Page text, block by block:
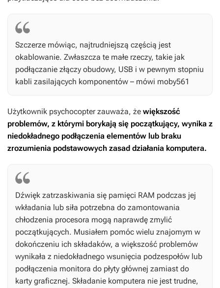
Szczerze mówiąc, najtrudniejszą częścią jest
okablowanie. Zwłaszcza te małe rzeczy, takie jak
podłączanie złączy obudowy, USB i w pewnym stopniu
kabli zasilających komponentów – mówi moby561
Użytkownik psychocopter zauważa, że większość
problemów, z którymi borykają się początkujący, wynika z
niedokładnego podłączenia elementów lub braku
zrozumienia podstawowych zasad działania komputera.
Dźwięk zatrzaskiwania się pamięci RAM podczas jej
wkładania lub siła potrzebna do zamontowania
chłodzenia procesora mogą naprawdę zmylić
początkujących. Musiałem pomóc wielu znajomym w
dokończeniu ich składaków, a większość problemów
wynikała z niedokładnego wsunięcia podzespołów lub
podłączenia monitora do płyty głównej zamiast do
karty graficznej. Składanie komputera nie jest trudne,